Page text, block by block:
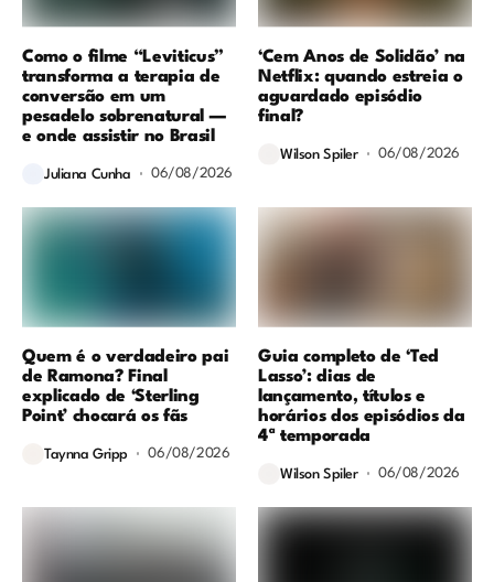
Como o filme “Leviticus”
transforma a terapia de
conversão em um
pesadelo sobrenatural —
e onde assistir no Brasil
Juliana Cunha 06/08/2026
‘Cem Anos de Solidão’ na
Netflix: quando estreia o
aguardado episódio
final?
Wilson Spiler 06/08/2026
Quem é o verdadeiro pai
de Ramona? Final
explicado de ‘Sterling
Point’ chocará os fãs
Taynna Gripp 06/08/2026
Guia completo de ‘Ted
Lasso’: dias de
lançamento, títulos e
horários dos episódios da
4ª temporada
Wilson Spiler 06/08/2026